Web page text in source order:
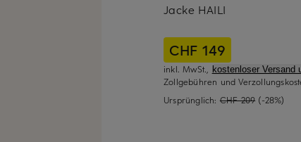
Jacke HAILI
CHF 149
inkl. MwSt., kostenloser Versand
Zollgebühren und
Ursprünglich: CHF 209 (-28%)